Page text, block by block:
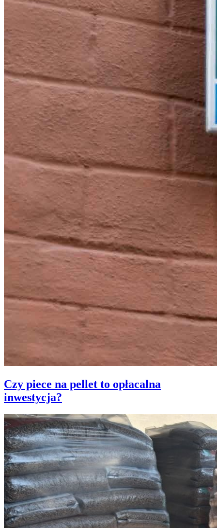
Czy piece na pellet to opłacalna
inwestycja?